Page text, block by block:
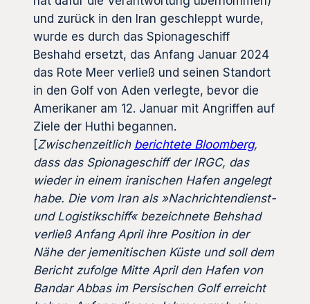
und zurück in den Iran geschleppt wurde,
wurde es durch das Spionageschiff
Beshahd ersetzt, das Anfang Januar 2024
das Rote Meer verließ und seinen Standort
in den Golf von Aden verlegte, bevor die
Amerikaner am 12. Januar mit Angriffen auf
Ziele der Huthi begannen.
[Zwischenzeitlich berichtete Bloomberg,
dass das Spionageschiff der IRGC, das
wieder in einem iranischen Hafen angelegt
habe. Die vom Iran als »Nachrichtendienst-
und Logistikschiff« bezeichnete Behshad
verließ Anfang April ihre Position in der
Nähe der jemenitischen Küste und soll dem
Bericht zufolge Mitte April den Hafen von
Bandar Abbas im Persischen Golf erreicht